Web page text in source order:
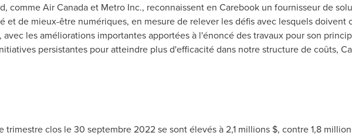
comme Air Canada et Metro Inc., reconnaissent en Carebook un fournisseur de
et de mieux-être numériques, en mesure de relever les défis avec lesquels doivent
avec les améliorations importantes apportées à l'énoncé des travaux pour son
persistantes pour atteindre plus d'efficacité dans notre structure de coûts,
trimestre clos le 30 septembre 2022 se sont élevés à 2,1 millions $, contre 1,8